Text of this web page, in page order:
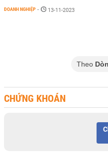
DOANH NGHIỆP - 13-11-2023
Theo
CHỨNG KHOÁN